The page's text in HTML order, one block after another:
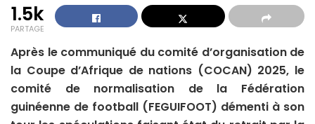
1.5k
PARTAGE
Après le communiqué du comité d’organisation de
la Coupe d’Afrique de nations (COCAN) 2025, le
comité de normalisation de la Fédération
guinéenne de football (FEGUIFOOT) démenti à son